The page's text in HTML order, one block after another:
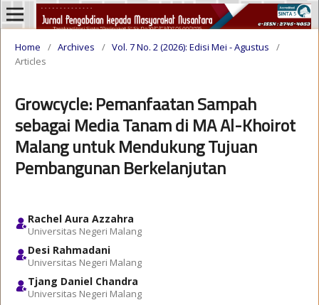
Home / Archives / Vol. 7 No. 2 (2026): Edisi Mei - Agustus
/
Articles
Growcycle: Pemanfaatan Sampah
sebagai Media Tanam di MA Al-Khoirot
Malang untuk Mendukung Tujuan
Pembangunan Berkelanjutan
Rachel Aura Azzahra
Universitas Negeri Malang
Desi Rahmadani
Universitas Negeri Malang
Tjang Daniel Chandra
Universitas Negeri Malang